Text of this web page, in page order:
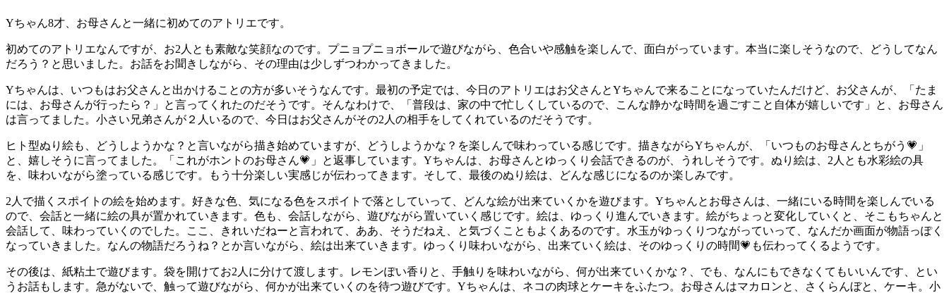
Yちゃん8才、お母さんと一緒に初めてのアトリエです。
初めてのアトリエなんですが、お2人とも素敵な笑顔なのです。プニョプニョボールで遊びながら、色合いや感触を楽しんで、面白がっています。本当に楽しそうなので、どうしてなん
だろう？と思いました。お話をお聞きしながら、その理由は少しずつわかってきました。
Yちゃんは、いつもはお父さんと出かけることの方が多いそうなんです。最初の予定では、今日のアトリエはお父さんとYちゃんで来ることになっていたんだけど、お父さんが、「たま
には、お母さんが行ったら？」と言ってくれたのだそうです。そんなわけで、「普段は、家の中で忙しくしているので、こんな静かな時間を過ごすこと自体が嬉しいです」と、お母さん
は言ってました。小さい兄弟さんが２人いるので、今日はお父さんがその2人の相手をしてくれているのだそうです。
ヒト型ぬり絵も、どうしようかな？と言いながら描き始めていますが、どうしようかな？を楽しんで味わっている感じです。描きながらYちゃんが、「いつものお母さんとちがう💗」
と、嬉しそうに言ってました。「これがホントのお母さん💗」と返事しています。Yちゃんは、お母さんとゆっくり会話できるのが、うれしそうです。ぬり絵は、2人とも水彩絵の具
を、味わいながら塗っている感じです。もう十分楽しい実感じが伝わってきます。そして、最後のぬり絵は、どんな感じになるのか楽しみです。
2人で描くスポイトの絵を始めます。好きな色、気になる色をスポイトで落としていって、どんな絵が出来ていくかを遊びます。Yちゃんとお母さんは、一緒にいる時間を楽しんでいる
ので、会話と一緒に絵の具が置かれていきます。色も、会話しながら、遊びながら置いていく感じです。絵は、ゆっくり進んでいきます。絵がちょっと変化していくと、そこもちゃんと
会話して、味わっていくのでした。ここ、きれいだねーと言われて、ああ、そうだねえ、と気づくこともよくあるのです。水玉がゆっくりつながっていって、なんだか画面が物語っぽく
なっていきました。なんの物語だろうね？とか言いながら、絵は出来ていきます。ゆっくり味わいながら、出来ていく絵は、そのゆっくりの時間💗も伝わってくるようです。
その後は、紙粘土で遊びます。袋を開けてお2人に分けて渡します。レモンぽい香りと、手触りを味わいながら、何が出来ていくかな？、でも、なんにもできなくてもいいんです、とい
うお話もします。急がないで、触って遊びながら、何かが出来ていくのを待つ遊びです。Yちゃんは、ネコの肉球とケーキをふたつ。お母さんはマカロンと、さくらんぼと、ケーキ。小